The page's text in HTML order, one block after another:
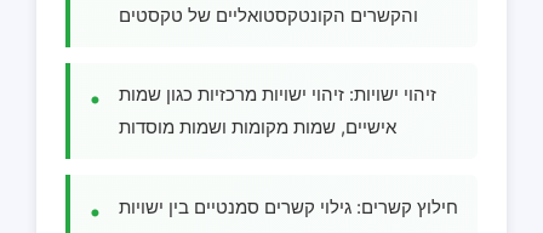
והקשרים הקונטקסטואליים של טקסטים
זיהוי ישויות: זיהוי ישויות מרכזיות כגון שמות
אישיים, שמות מקומות ושמות מוסדות
חילוץ קשרים: גילוי קשרים סמנטיים בין ישויות